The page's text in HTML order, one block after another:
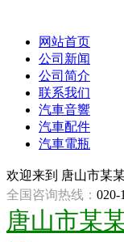
网站首页
公司新闻
公司简介
联系我们
汽車音響
汽車配件
汽車電瓶
欢迎来到 唐山市某
全国咨询热线： 020-
唐山市某